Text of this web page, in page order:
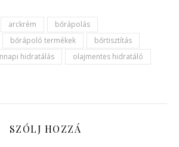
arckrém
bőrápolás
bőrápoló termékek
bőrtisztítás
hidratálás
olajmentes hidratáló
SZÓLJ HOZZÁ